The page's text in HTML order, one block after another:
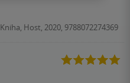
Kniha, Host, 2020, 9788072274369